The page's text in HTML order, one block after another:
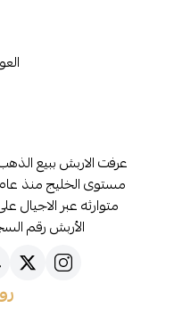
عرفت الاربش ببيع
متوارثه عبر
الأربش رقم السجل